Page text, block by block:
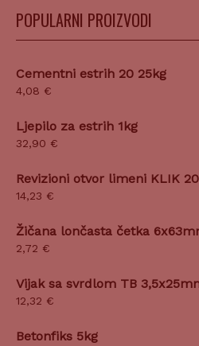
POPULARNI PROIZVODI
Cementni estrih 20 25kg
4,08 €
Ljepilo za estrih 1kg
32,90 €
Revizioni otvor limeni KLIK
14,23 €
Žičana lončasta četka
2,72 €
Vijak sa svrdlom TB
12,32 €
Betonfiks 5kg